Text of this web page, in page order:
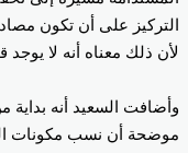
لأن ذلك معناه أنه لا
موضحة أن نسب مكونات النمو تتمثل في 45% من الاستثمار، 30% من صافي التجارة الخارجية، حوالي 20% فقط من الاستهلاك، لافتة